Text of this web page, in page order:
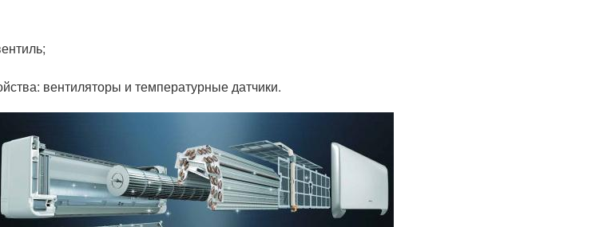
вентиляторы и температурные датчики.